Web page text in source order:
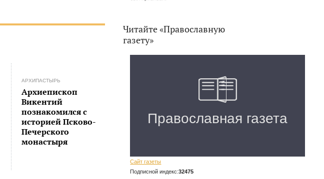
АРХИПАСТЫРЬ
Архиепископ
Викентий
познакомился с
историей Псково-
Печерского
монастыря
Читайте «Православную
газету»
Сайт газеты
Подписной индекс:32475